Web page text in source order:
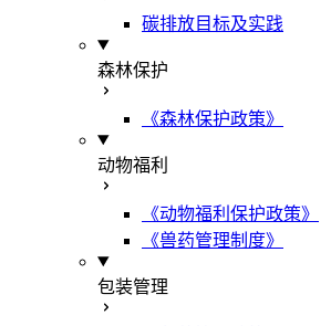
碳排放目标及实践
森林保护
《森林保护政策》
动物福利
《动物福利保护政策》
《兽药管理制度》
包装管理